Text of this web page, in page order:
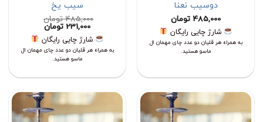
دوسیب نعنا
485,000 تومان
شارژ چایی رایگان
به همراه هر قلیان دو عدد چای مهمان ال
ماسو هستید.
سیب یخ
485,000 تومان
قیمت
اصلی:
485,000 تومان
بود.
231,000 تومانقیمت
فعلی:
231,000 تومان.شارژ چایی رایگان
به همراه هر قلیان دو عدد چای مهمان ال
ماسو هستید.